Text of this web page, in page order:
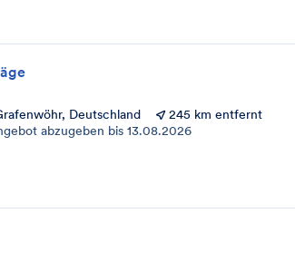
Deutschland
245 km entfernt
abzugeben bis 13.08.2026